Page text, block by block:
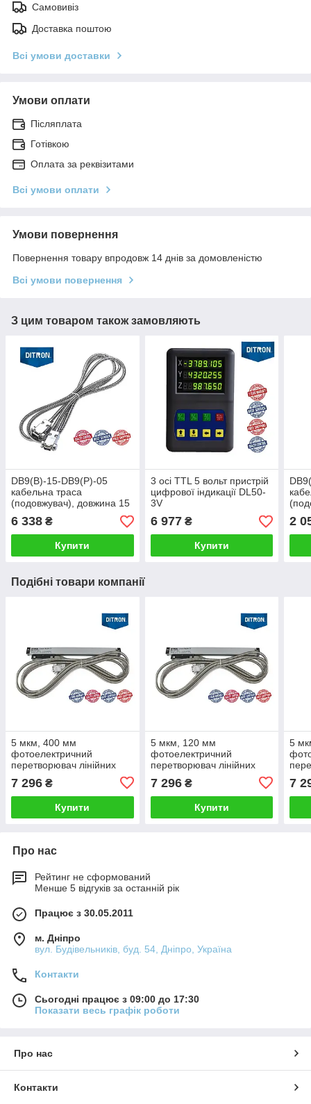
Самовивіз
Доставка поштою
Всі умови доставки
Умови оплати
Післяплата
Готівкою
Оплата за реквізитами
Всі умови оплати
Умови повернення
Повернення товару впродовж 14 днів за домовленістю
Всі умови повернення
З цим товаром також замовляють
DB9(В)-15-DB9(Р)-05
кабельна траса
(подовжувач), довжина 15
метрів
6 338 ₴
Купити
3 осі TTL 5 вольт пристрій
цифрової індикації DL50-
3V
6 977₴
Купити
2
Подібні товари компанії
5 мкм, 400 мм
фотоелектричний
перетворювач лінійних
переміщень DC10F-400
7 296 ₴
Купити
5 мкм, 120 мм
фотоелектричний
перетворювач лінійних
переміщень DC10F-420
7 296₴
Купити
5
7
Про нас
Рейтинг не сформований
Менше 5 відгуків за останній рік
Працює з 30.05.2011
м. Дніпро
вул. Будівельників, буд. 54, Дніпро, Україна
Контакти
Сьогодні працює з 09:00 до 17:30
Показати весь графік роботи
Про нас
Контакти